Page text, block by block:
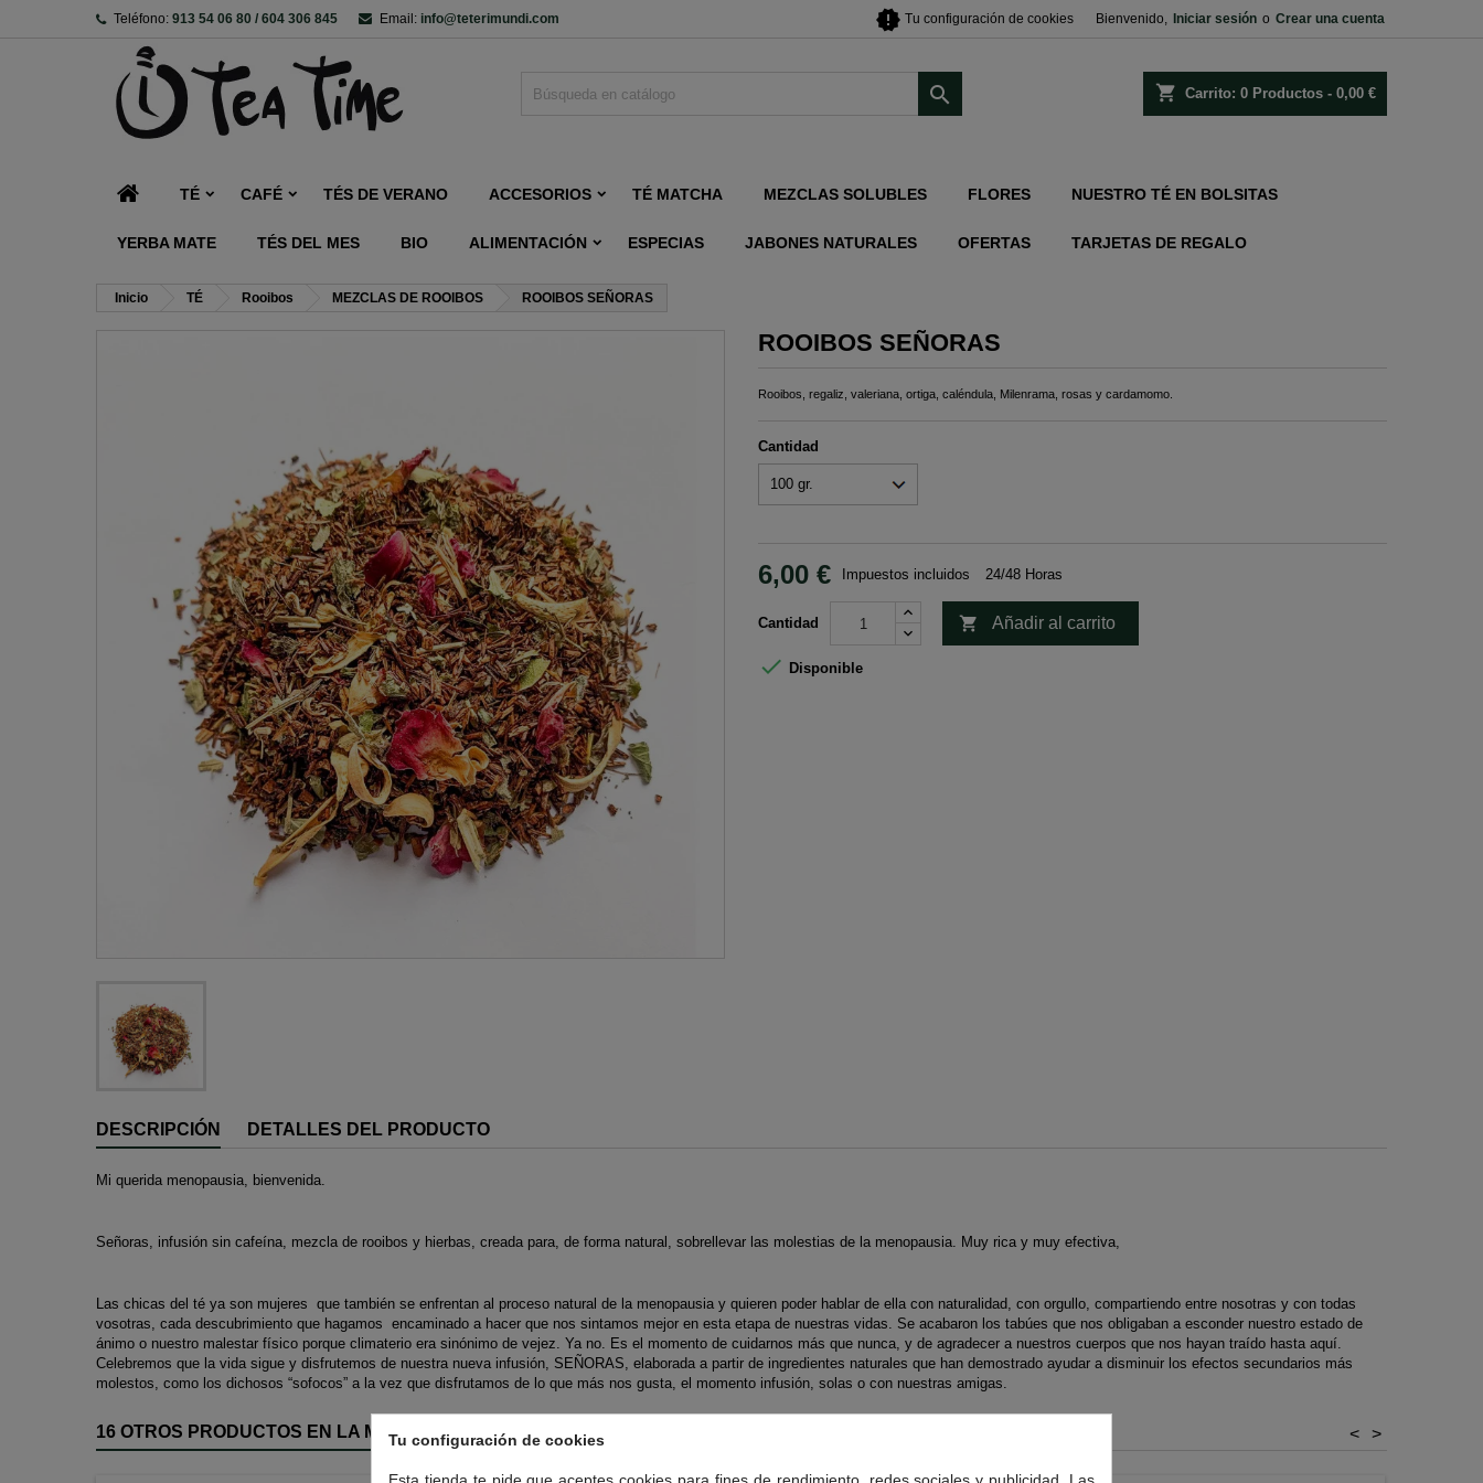
Teléfono: 913 54 06 80 / 604 306 845 Email: info@teterimundi.com Bienvenido, Iniciar sesión o Crear una cuenta
new_releases Tu configuración de cookies
shopping_cart Carrito: 0 Productos - 0,00 €

TÉ CAFÉ TÉS DE VERANO ACCESORIOS TÉ MATCHA MEZCLAS SOLUBLES FLORES NUESTRO TÉ EN BOLSITAS
YERBA MATE TÉS DEL MES BIO ALIMENTACIÓN ESPECIAS JABONES NATURALES OFERTAS TARJETAS DE REGALO
Inicio TÉ Rooibos MEZCLAS DE ROOIBOS ROOIBOS SEÑORAS
ROOIBOS SEÑORAS
Rooibos, regaliz, valeriana, ortiga, caléndula, Milenrama, rosas y cardamomo.
Cantidad
6,00 € Impuestos incluidos 24/48 Horas
Cantidad  Añadir al carrito
 Disponible
DESCRIPCIÓN DETALLES DEL PRODUCTO
Mi querida menopausia, bienvenida.
Señoras, infusión sin cafeína, mezcla de rooibos y hierbas, creada para, de forma natural, sobrellevar las molestias de la menopausia. Muy rica y muy efectiva,
Las chicas del té ya son mujeres que también se enfrentan al proceso natural de la menopausia y quieren poder hablar de ella con naturalidad, con orgullo, compartiendo entre nosotras y con todas
vosotras, cada descubrimiento que hagamos encaminado a hacer que nos sintamos mejor en esta etapa de nuestras vidas. Se acabaron los tabúes que nos obligaban a esconder nuestro estado de
ánimo o nuestro malestar físico porque climaterio era sinónimo de vejez. Ya no. Es el momento de cuidarnos más que nunca, y de agradecer a nuestros cuerpos que nos hayan traído hasta aquí.
Celebremos que la vida sigue y disfrutemos de nuestra nueva infusión, SEÑORAS, elaborada a partir de ingredientes naturales que han demostrado ayudar a disminuir los efectos secundarios más
molestos, como los dichosos “sofocos” a la vez que disfrutamos de lo que más nos gusta, el momento infusión, solas o con nuestras amigas.
16 OTROS PRODUCTOS EN LA MISMA CATEGORÍA: >
<
Tu configuración de cookies
Esta tienda te pide que aceptes cookies para fines de rendimiento, redes sociales y publicidad. Las